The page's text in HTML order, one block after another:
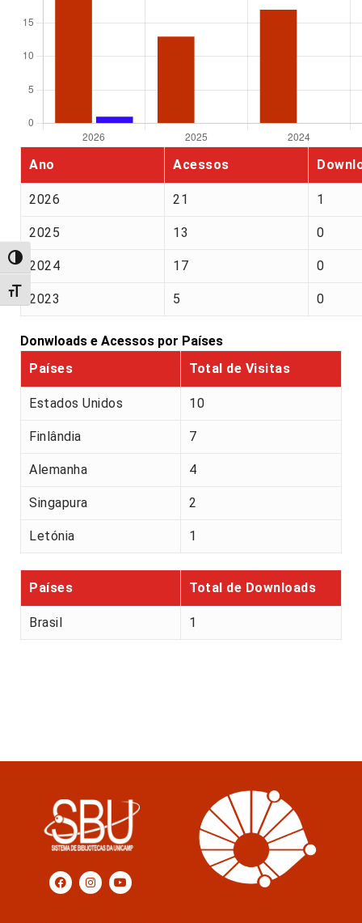
Alternar alto contraste
Alternar tamanho da fonte
Ano Acessos
2026 21 1
2025 13 0
2024 17 0
2023 5 0
Donwloads e Acessos por Países
Países
Total de Visitas
Estados Unidos 10
Finlândia 7
Alemanha 4
Singapura 2
Letónia 1
Países Total de Downloads
Brasil 1